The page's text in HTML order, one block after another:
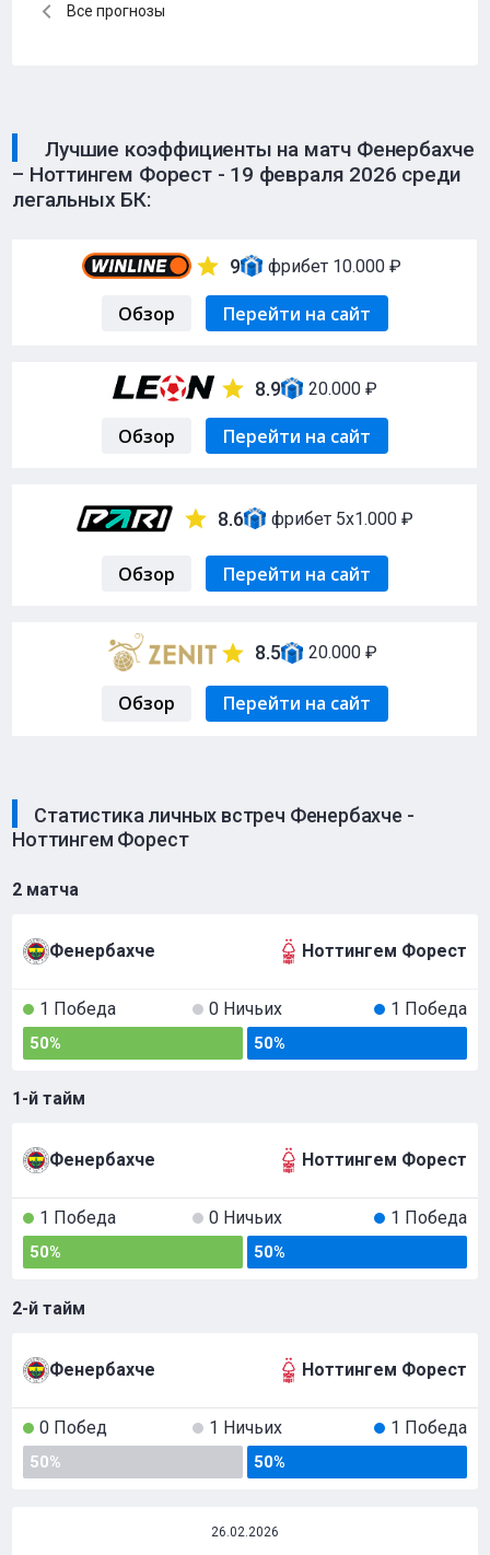
Все прогнозы
Лучшие коэффициенты на матч Фенербахче
– Ноттингем Форест - 19 февраля 2026 среди
легальных БК:
9 фрибет 10.000 ₽
Обзор Перейти на сайт
8.9 20.000 ₽
Обзор Перейти на сайт
8.6 фрибет 5х1.000 ₽
Обзор Перейти на сайт
8.5 20.000 ₽
Обзор Перейти на сайт
Статистика личных встреч Фенербахче -
Ноттингем Форест
2 матча
Фенербахче Ноттингем Форест
1 Победа 0 Ничьих 1 Победа
50% 50%
1-й тайм
Фенербахче Ноттингем Форест
1 Победа 0 Ничьих 1 Победа
50% 50%
2-й тайм
Фенербахче Ноттингем Форест
0 Побед 1 Ничьих 1 Победа
50% 50%
26.02.2026